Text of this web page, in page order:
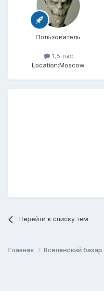
Пользователь
1,5 тыс
Location:Moscow
Перейти к списку тем
Главная Вселенский базар